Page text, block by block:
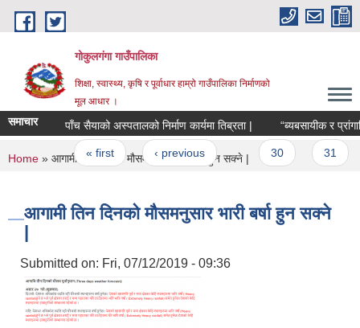
Skip to main content
गोकुलगंगा गाउँपालिका
शिक्षा, स्वास्थ्य, कृषि र पूर्वाधार हाम्रो गाउँपालिका निर्माणको
मूल आधार ।
समाचार पाँच सैयाको अस्पतालको निर्माण कार्यमा तिब्रता | “ब्यबसायीक र
Pages
« first ‹ previous … 30 31
You are here
Home » आगामी तिन दिनको मौसमनुसार भारी बर्षा हुन सक्ने |
आगामी तिन दिनको मौसमनुसार भारी बर्षा हुन सक्ने
Submitted on: Fri, 07/12/2019 - 09:36